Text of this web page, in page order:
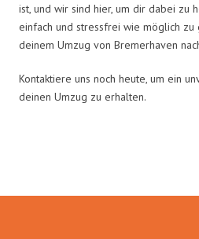
ist, und wir sind hier, um dir dabei zu
einfach und stressfrei wie möglich zu
deinem Umzug von Bremerhaven
Kontaktiere uns noch heute, um ein
deinen Umzug zu erhalten.